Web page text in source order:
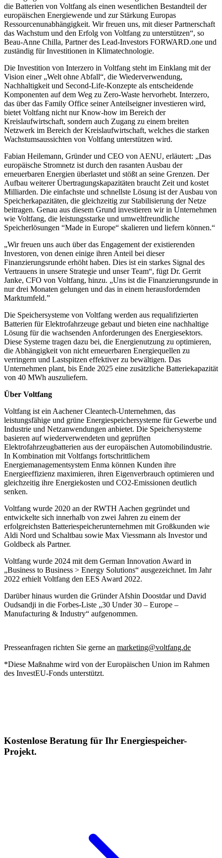
die Batterien von Voltfang als einen wesentlichen Bestandteil der
europäischen Energiewende und zur Stärkung Europas
Ressourcenunabhängigkeit. Wir freuen uns, mit dieser Partnerschaft
das Wachstum und den Erfolg von Voltfang zu unterstützen“, so
Beau-Anne Chilla, Partner des Lead-Investors FORWARD.one und
zuständig für Investitionen in Klimatechnologie.
Die Investition von Interzero in Voltfang steht im Einklang mit der
Vision einer „Welt ohne Abfall“, die Wiederverwendung,
Nachhaltigkeit und Second-Life-Konzepte als entscheidende
Komponenten auf dem Weg zu Zero-Waste hervorhebt. Interzero,
das über das Family Office seiner Anteilseigner investieren wird,
bietet Voltfang nicht nur Know-how im Bereich der
Kreislaufwirtschaft, sondern auch Zugang zu einem breiten
Netzwerk im Bereich der Kreislaufwirtschaft, welches die starken
Wachstumsaussichten von Voltfang unterstützen wird.
Fabian Heilemann, Gründer und CEO von AENU, erläutert: „Das
europäische Stromnetz ist durch den rasanten Ausbau der
erneuerbaren Energien überlastet und stößt an seine Grenzen. Der
Aufbau weiterer Übertragungskapazitäten braucht Zeit und kostet
Milliarden. Die einfachste und schnellste Lösung ist der Ausbau von
Speicherkapazitäten, die gleichzeitig zur Stabilisierung der Netze
beitragen. Genau aus diesem Grund investieren wir in Unternehmen
wie Voltfang, die leistungsstarke und umweltfreundliche
Speicherlösungen “Made in Europe“ skalieren und liefern können.“
„Wir freuen uns auch über das Engagement der existierenden
Investoren, von denen einige ihren Anteil bei dieser
Finanzierungsrunde erhöht haben. Dies ist ein starkes Signal des
Vertrauens in unsere Strategie und unser Team“, fügt Dr. Gerrit
Janke, CFO von Voltfang, hinzu. „Uns ist die Finanzierungsrunde in
nur drei Monaten gelungen und das in einem herausfordernden
Marktumfeld.”
Die Speichersysteme von Voltfang werden aus requalifizierten
Batterien für Elektrofahrzeuge gebaut und bieten eine nachhaltige
Lösung für die wachsenden Anforderungen des Energiesektors.
Diese Systeme tragen dazu bei, die Energienutzung zu optimieren,
die Abhängigkeit von nicht erneuerbaren Energiequellen zu
verringern und Lastspitzen effektiver zu bewältigen. Das
Unternehmen plant, bis Ende 2025 eine zusätzliche Batteriekapazität
von 40 MWh auszuliefern.
Über Voltfang
Voltfang ist ein Aachener Cleantech-Unternehmen, das
leistungsfähige und grüne Energiespeichersysteme für Gewerbe und
Industrie und Netzanwendungen anbietet. Die Speichersysteme
basieren auf wiederverwendeten und geprüften
Elektrofahrzeugbatterien aus der europäischen Automobilindustrie.
In Kombination mit Voltfangs fortschrittlichem
Energiemanagementsystem Enma können Kunden ihre
Energieeffizienz maximieren, ihren Eigenverbrauch optimieren und
gleichzeitig ihre Energiekosten und CO2-Emissionen deutlich
senken.
Voltfang wurde 2020 an der RWTH Aachen gegründet und
entwickelte sich innerhalb von zwei Jahren zu einem der
erfolgreichsten Batteriespeicherunternehmen mit Großkunden wie
Aldi Nord und Schaltbau sowie Max Viessmann als Investor und
Goldbeck als Partner.
Voltfang wurde 2024 mit dem German Innovation Award in
„Business to Business > Energy Solutions“ ausgezeichnet. Im Jahr
2022 erhielt Voltfang den EES Award 2022.
Darüber hinaus wurden die Gründer Afshin Doostdar und David
Oudsandji in die Forbes-Liste „30 Under 30 – Europe –
Manufacturing & Industry“ aufgenommen.
Presseanfragen richten Sie gerne an marketing@voltfang.de
*Diese Maßnahme wird von der Europäischen Union im Rahmen
des InvestEU-Fonds unterstützt.
Kostenlose Beratung für Ihr Energiespeicher-
Projekt.